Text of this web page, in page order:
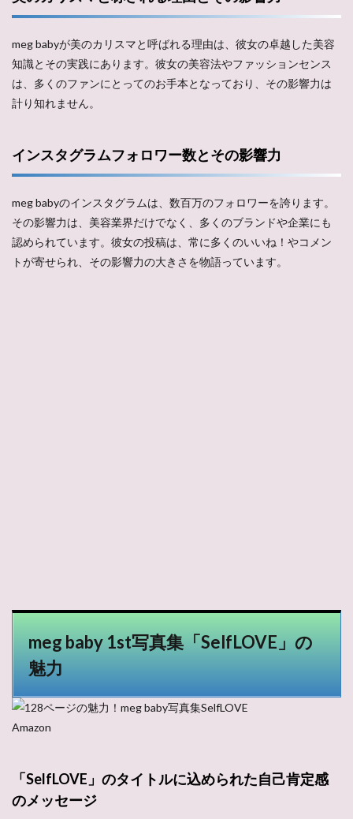
meg babyが美のカリスマと呼ばれる理由は、彼女の卓越した美容
知識とその実践にあります。彼女の美容法やファッションセンス
は、多くのファンにとってのお手本となっており、その影響力は
計り知れません。
インスタグラムフォロワー数とその影響力
meg babyのインスタグラムは、数百万のフォロワーを誇ります。
その影響力は、美容業界だけでなく、多くのブランドや企業にも
認められています。彼女の投稿は、常に多くのいいね！やコメン
トが寄せられ、その影響力の大きさを物語っています。
meg baby 1st写真集「SelfLOVE」の
魅力
Amazon
「SelfLOVE」のタイトルに込められた自己肯定感
のメッセージ